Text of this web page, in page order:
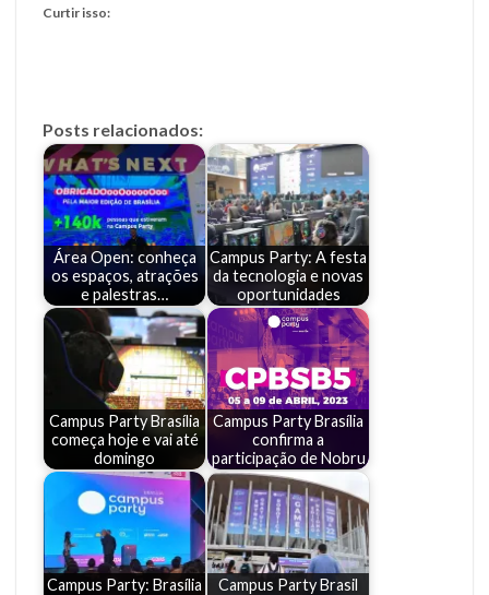
Curtir isso:
Posts relacionados:
Área Open: conheça
os espaços, atrações
e palestras…
Campus Party: A festa
da tecnologia e novas
oportunidades
Campus Party Brasília
começa hoje e vai até
domingo
Campus Party Brasília
confirma a
participação de Nobru
Campus Party: Brasília
Campus Party Brasil